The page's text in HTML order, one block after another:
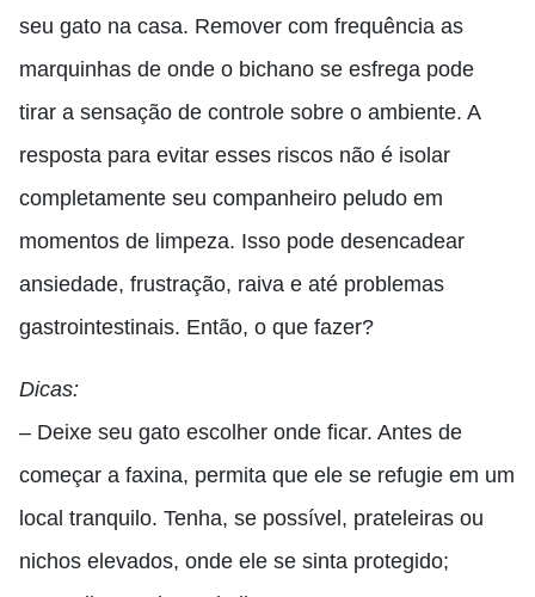
seu gato na casa. Remover com frequência as
marquinhas de onde o bichano se esfrega pode
tirar a sensação de controle sobre o ambiente. A
resposta para evitar esses riscos não é isolar
completamente seu companheiro peludo em
momentos de limpeza. Isso pode desencadear
ansiedade, frustração, raiva e até problemas
gastrointestinais. Então, o que fazer?
Dicas:
– Deixe seu gato escolher onde ficar. Antes de
começar a faxina, permita que ele se refugie em um
local tranquilo. Tenha, se possível, prateleiras ou
nichos elevados, onde ele se sinta protegido;